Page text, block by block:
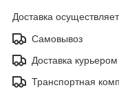
Доставка
Самовывоз
Доставка курьером
Транспортная